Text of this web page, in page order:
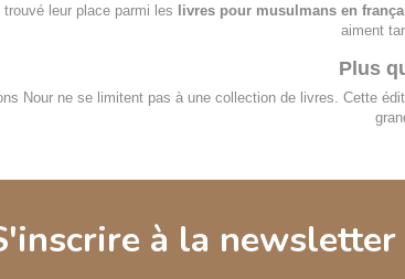
trouvé leur place parmi les livres pour musulmans en
aiment
Plus
Nour ne se limitent pas à une collection de livres. Cette
à la newsletter